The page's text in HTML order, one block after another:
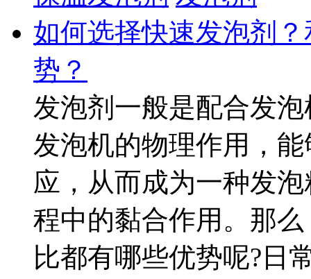
如何选择快速发泡剂
势？
发泡剂一般是配合发
发泡机的物理作用，
应，从而成为一种发
程中的黏合作用。那
比都有哪些优势呢?日